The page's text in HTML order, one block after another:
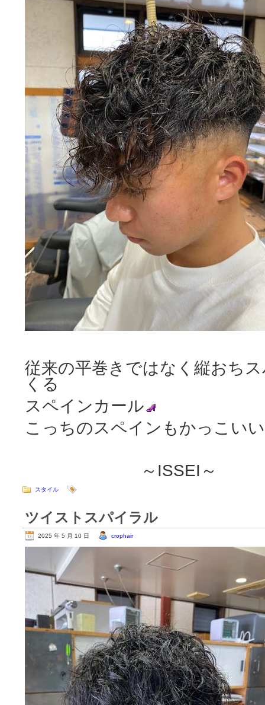
従来の平巻きではなく縦おち
くる
スペインカール
こっちのスペインもかっこい
～ISSEI～
スタイル
ツイストスパイラル
2025 年 5 月 10 日 crophair